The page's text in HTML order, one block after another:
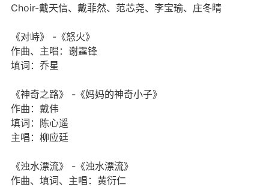
Choir-戴天信、戴菲然、范芯尧、李宝瑜、庄冬晴
《对峙》 -《怒火》
作曲、主唱：谢霆锋
填词：乔星
《神奇之路》 -《妈妈的神奇小子》
作曲：戴伟
填词：陈心遥
主唱：柳应廷
《浊水漂流》 -《浊水漂流》
作曲、填词、主唱：黄衍仁